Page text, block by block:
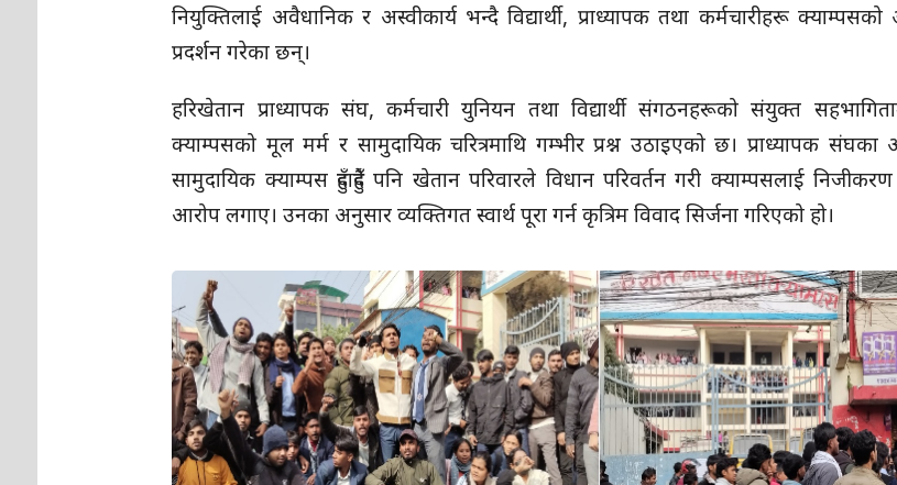
नियुक्तिलाई अवैधानिक र अस्वीकार्य भन्दै विद्यार्थी, प्राध्यापक तथा कर्मचारीहरू क्याम्पसको
प्रदर्शन गरेका छन्।
हरिखेतान प्राध्यापक संघ, कर्मचारी युनियन तथा विद्यार्थी संगठनहरूको संयुक्त
क्याम्पसको मूल मर्म र सामुदायिक चरित्रमाथि गम्भीर प्रश्न उठाइएको छ। प्राध्यापक संघका
सामुदायिक क्याम्पस हुँदाहुँदै पनि खेतान परिवारले विधान परिवर्तन गरी क्याम्पसलाई निजीकरण
आरोप लगाए। उनका अनुसार व्यक्तिगत स्वार्थ पूरा गर्न कृत्रिम विवाद सिर्जना गरिएको हो।